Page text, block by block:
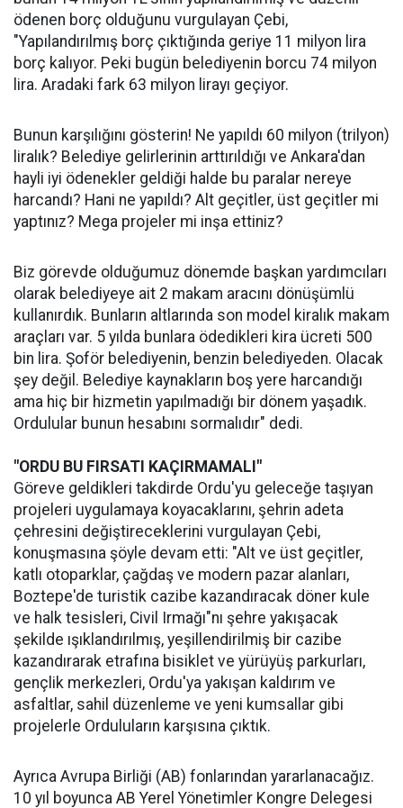
ödenen borç olduğunu vurgulayan Çebi,
"Yapılandırılmış borç çıktığında geriye 11 milyon lira
borç kalıyor. Peki bugün belediyenin borcu 74 milyon
lira. Aradaki fark 63 milyon lirayı geçiyor.
Bunun karşılığını gösterin! Ne yapıldı 60 milyon (trilyon)
liralık? Belediye gelirlerinin arttırıldığı ve Ankara'dan
hayli iyi ödenekler geldiği halde bu paralar nereye
harcandı? Hani ne yapıldı? Alt geçitler, üst geçitler mi
yaptınız? Mega projeler mi inşa ettiniz?
Biz görevde olduğumuz dönemde başkan yardımcıları
olarak belediyeye ait 2 makam aracını dönüşümlü
kullanırdık. Bunların altlarında son model kiralık makam
araçları var. 5 yılda bunlara ödedikleri kira ücreti 500
bin lira. Şoför belediyenin, benzin belediyeden. Olacak
şey değil. Belediye kaynakların boş yere harcandığı
ama hiç bir hizmetin yapılmadığı bir dönem yaşadık.
Ordulular bunun hesabını sormalıdır" dedi.
"ORDU BU FIRSATI KAÇIRMAMALI"
Göreve geldikleri takdirde Ordu'yu geleceğe taşıyan
projeleri uygulamaya koyacaklarını, şehrin adeta
çehresini değiştireceklerini vurgulayan Çebi,
konuşmasına şöyle devam etti: "Alt ve üst geçitler,
katlı otoparklar, çağdaş ve modern pazar alanları,
Boztepe'de turistik cazibe kazandıracak döner kule
ve halk tesisleri, Civil Irmağı"nı şehre yakışacak
şekilde ışıklandırılmış, yeşillendirilmiş bir cazibe
kazandırarak etrafına bisiklet ve yürüyüş parkurları,
gençlik merkezleri, Ordu'ya yakışan kaldırım ve
asfaltlar, sahil düzenleme ve yeni kumsallar gibi
projelerle Orduluların karşısına çıktık.
Ayrıca Avrupa Birliği (AB) fonlarından yararlanacağız.
10 yıl boyunca AB Yerel Yönetimler Kongre Delegesi